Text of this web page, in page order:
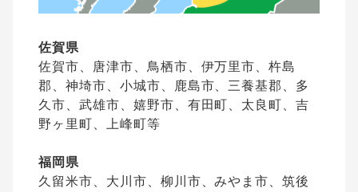
佐賀県
佐賀市、唐津市、鳥栖市、伊万里市、杵島
郡、神埼市、小城市、鹿島市、三養基郡、多
久市、武雄市、嬉野市、有田町、太良町、吉
野ヶ里町、上峰町等
福岡県
久留米市、大川市、柳川市、みやま市、筑後